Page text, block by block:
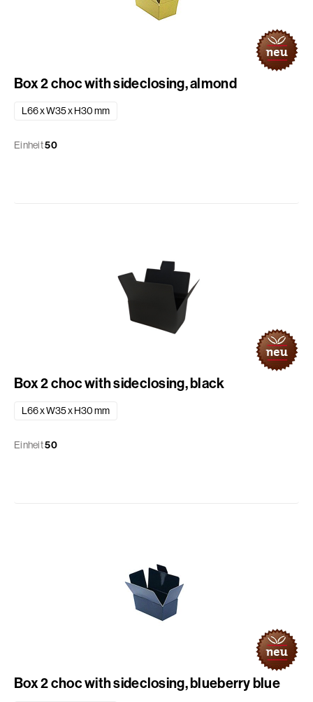
Box 2 choc with sideclosing, almond
L66 x W35 x H30 mm
Einheit50
Box 2 choc with sideclosing, black
L66 x W35 x H30 mm
Einheit50
Box 2 choc with sideclosing, blueberry blue